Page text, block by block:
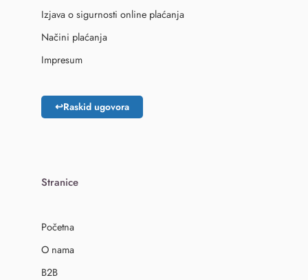
Izjava o sigurnosti online plaćanja
Načini plaćanja
Impresum
↩Raskid ugovora
Stranice
Početna
O nama
B2B